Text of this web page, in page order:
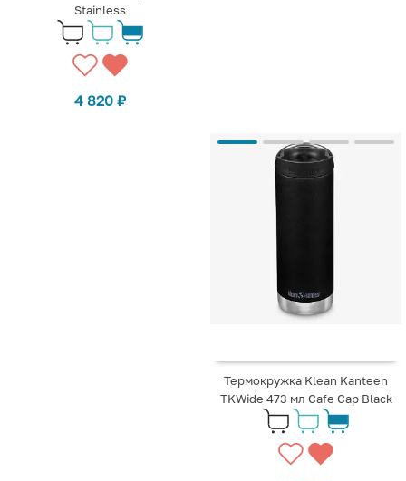
Stainless
4 820 ₽
Термокружка Klean Kanteen
TKWide 473 мл Cafe Cap Black